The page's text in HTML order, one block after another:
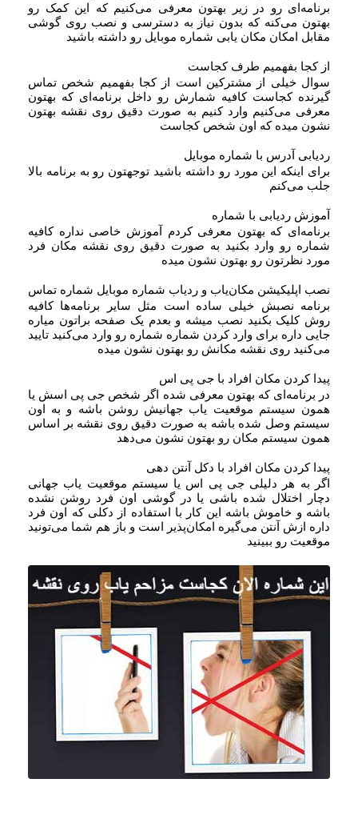
برنامه‌ای رو در زیر بهتون معرفی می‌کنیم که این کمک رو
بهتون می‌کنه که بدون نیاز به دسترسی و نصب روی گوشی
مقابل امکان مکان یابی شماره موبایل رو داشته باشید
از کجا بفهمیم طرف کجاست
سوال خیلی از مشترکین است از کجا بفهمیم شخص تماس
گیرنده کجاست کافیه شمارش رو داخل برنامه‌ای که بهتون
معرفی می‌کنیم وارد کنیم به صورت دقیق روی نقشه بهتون
نشون میده که اون شخص کجاست
ردیابی آدرس با شماره موبایل
برای اینکه این مورد رو داشته باشید توجهتون رو به برنامه بالا
جلب می‌کنم
آموزش ردیابی با شماره
برنامه‌ای که بهتون معرفی کردم آموزش خاصی نداره کافیه
شماره رو وارد بکنید به صورت دقیق روی نقشه مکان فرد
مورد نظرتون رو بهتون نشون میده
نصب اپلیکیشن مکان‌یاب و ردیاب شماره موبایل شماره تماس
برنامه نصبش خیلی ساده است مثل سایر برنامه‌ها کافیه
روش کلیک بکنید نصب میشه و بعدم یک صفحه براتون میاره
جایی داره برای وارد کردن شماره شماره رو وارد می‌کنید تایید
می‌کنید روی نقشه مکانش رو بهتون نشون میده
پیدا کردن مکان افراد با جی پی اس
در برنامه‌ای که بهتون معرفی شده اگر شخص جی پی اسش یا
همون سیستم موقعیت یاب جهانیش روشن باشه و به اون
سیستم وصل شده باشه به صورت دقیق روی نقشه بر اساس
همون سیستم مکان رو بهتون نشون می‌دهد
پیدا کردن مکان افراد با دکل آنتن دهی
اگر به هر دلیلی جی پی اس یا سیستم موقعیت یاب جهانی
دچار اختلال شده باشی یا در گوشی اون فرد روشن نشده
باشه و خاموش باشه این کار با استفاده از دکلی که اون فرد
داره ازش آنتن می‌گیره امکان‌پذیر است و باز هم شما می‌تونید
موقعیت رو ببینید